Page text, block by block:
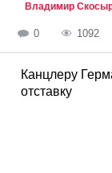
Владимир
0 1092
Канцлеру
отставку